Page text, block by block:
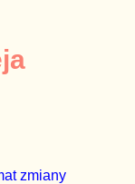
To
sytuacji
zmiany